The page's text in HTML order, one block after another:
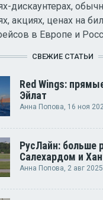
дискаунтерах,
акциях, ценах на
в Европе и
СВЕЖИЕ СТАТЬИ
Red Wings:
Эйлат
Анна Попова, 16 ноя
РусЛайн: больше
Салехардом и
Анна Попова , 2 авг